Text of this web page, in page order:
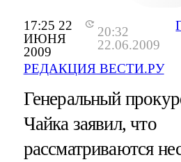
17:25 22
ИЮНЯ
2009
20:32
22.06.2009
РЕДАКЦИЯ ВЕСТИ.РУ
Генеральный
Чайка заявил, что
рассматриваются